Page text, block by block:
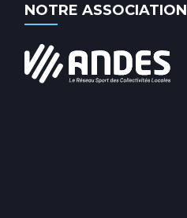
NOTRE ASSOCIATION